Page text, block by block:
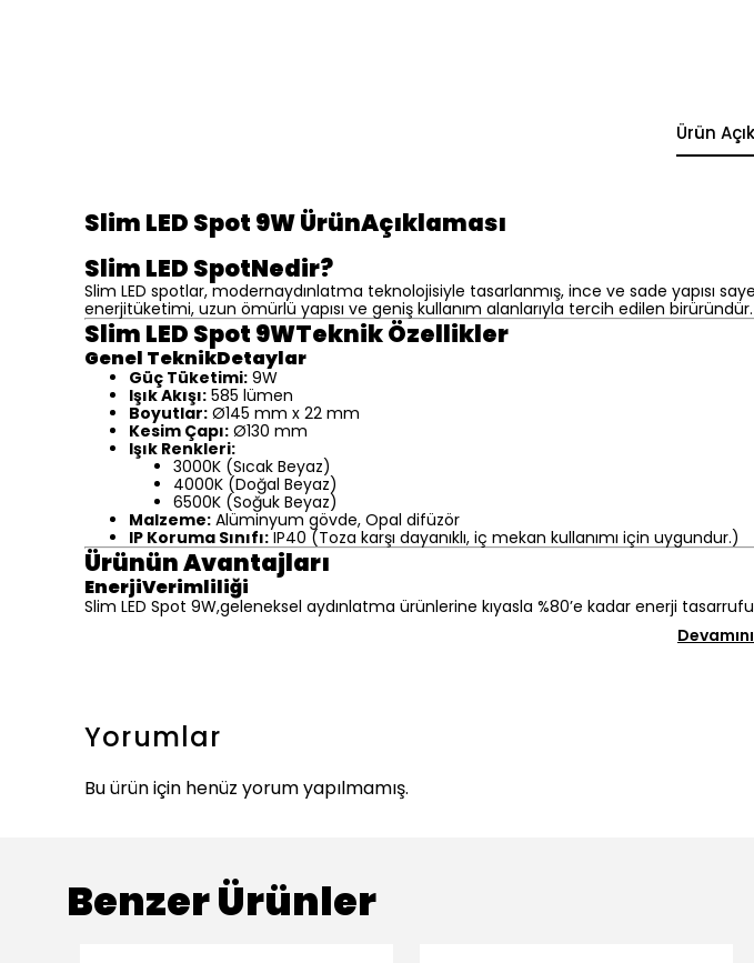
Ürün
Slim LED Spot 9W ÜrünAçıklaması
Slim LED SpotNedir?
Slim LED spotlar, modernaydınlatma teknolojisiyle tasarlanmış, ince ve sade yapısı
enerjitüketimi, uzun ömürlü yapısı ve geniş kullanım alanlarıyla tercih edilen birüründür.
Slim LED Spot 9WTeknik Özellikler
Genel TeknikDetaylar
Güç Tüketimi: 9W
Işık Akışı: 585 lümen
Boyutlar: Ø145 mm x 22 mm
Kesim Çapı: Ø130 mm
Işık Renkleri:
3000K (Sıcak Beyaz)
4000K (Doğal Beyaz)
6500K (Soğuk Beyaz)
Malzeme: Alüminyum gövde, Opal difüzör
IP Koruma Sınıfı:IP40 (Toza karşı dayanıklı, iç mekan kullanımı için uygundur.)
Ürünün Avantajları
EnerjiVerimliliği
Slim LED Spot 9W,geleneksel aydınlatma ürünlerine kıyasla %80’e kadar enerji
Yorumlar
Bu ürün için henüz yorum yapılmamış.
Benzer Ürünler